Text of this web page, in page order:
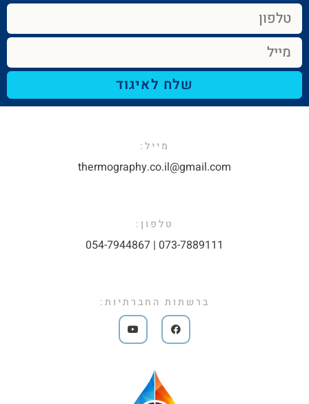
שלח לאיגוד
מייל:​
thermography.co.il@gmail.com​
טלפון:
073-7889111 | 054-7944867​
ברשתות החברתיות: